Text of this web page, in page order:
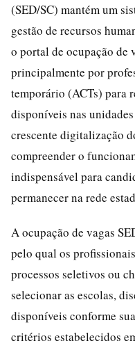
(SED/SC) mantém um
gestão de recursos
o portal de ocupação de
principalmente por
temporário (ACTs) para
disponíveis nas
crescente digitalização
compreender o
indispensável para
permanecer na rede
A ocupação de vagas
pelo qual os
processos seletivos ou
selecionar as escolas,
disponíveis conforme
critérios estabelecidos